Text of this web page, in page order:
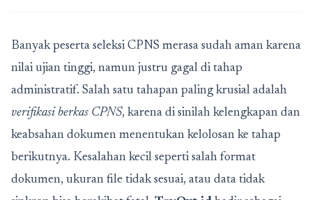
Banyak peserta seleksi CPNS merasa sudah aman karena
nilai ujian tinggi, namun justru gagal di tahap
administratif. Salah satu tahapan paling krusial adalah
verifikasi berkas CPNS, karena di sinilah kelengkapan dan
keabsahan dokumen menentukan kelolosan ke tahap
berikutnya. Kesalahan kecil seperti salah format
dokumen, ukuran file tidak sesuai, atau data tidak